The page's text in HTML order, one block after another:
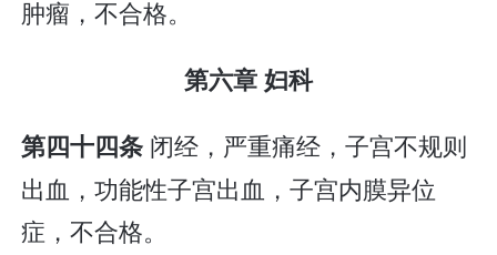
肿瘤，不合格。
第六章 妇科
第四十四条 闭经，严重痛经，子宫不规则
出血，功能性子宫出血，子宫内膜异位
症，不合格。